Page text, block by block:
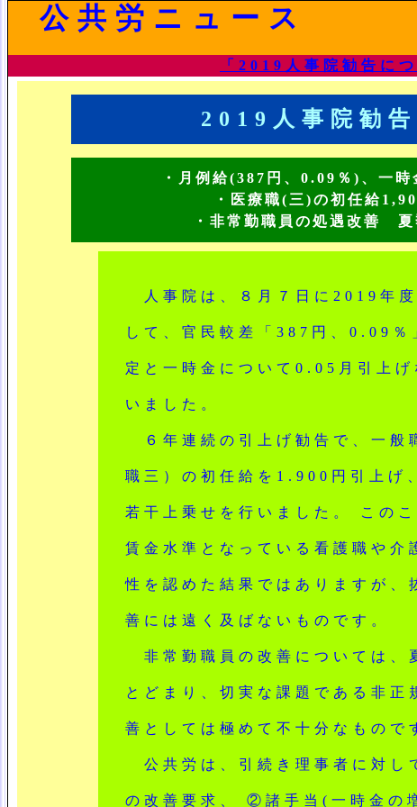
公共労ニュース
「2019人事院勧告に
2019人事院勧
・月例給(387円、0.09％)、一
・医療職(三)の初任給
・非常勤職員の処遇改善 夏
人事院は、８月７日に2019年度
して、官民較差「387円、0.09％
定と一時金について0.05月引上げ
いました。
６年連続の引上げ勧告で、一般
職三）の初任給を1.900円引上げ
若干上乗せを行いました。 この
賃金水準となっている看護職や介
性を認めた結果ではありますが、
善には遠く及ばないものです。
非常勤職員の改善については、
とどまり、切実な課題である非正
善としては極めて不十分なもので
公共労は、引続き理事者に対し
の改善要求、 ②諸手当(一時金の